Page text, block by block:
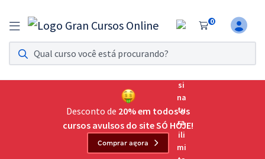
0
Assinatura Ilimitada 11
Acesso a todos os cursos. Teste grátis por 7 dias!
Assinatura OAB Até Passar
Acesso ilimitado a toda preparação para o Exame da
Residências Multiprofissionais
Desconto de 20% em todos os
cursos avulsos do site SÓ HOJE!
Comprar agora